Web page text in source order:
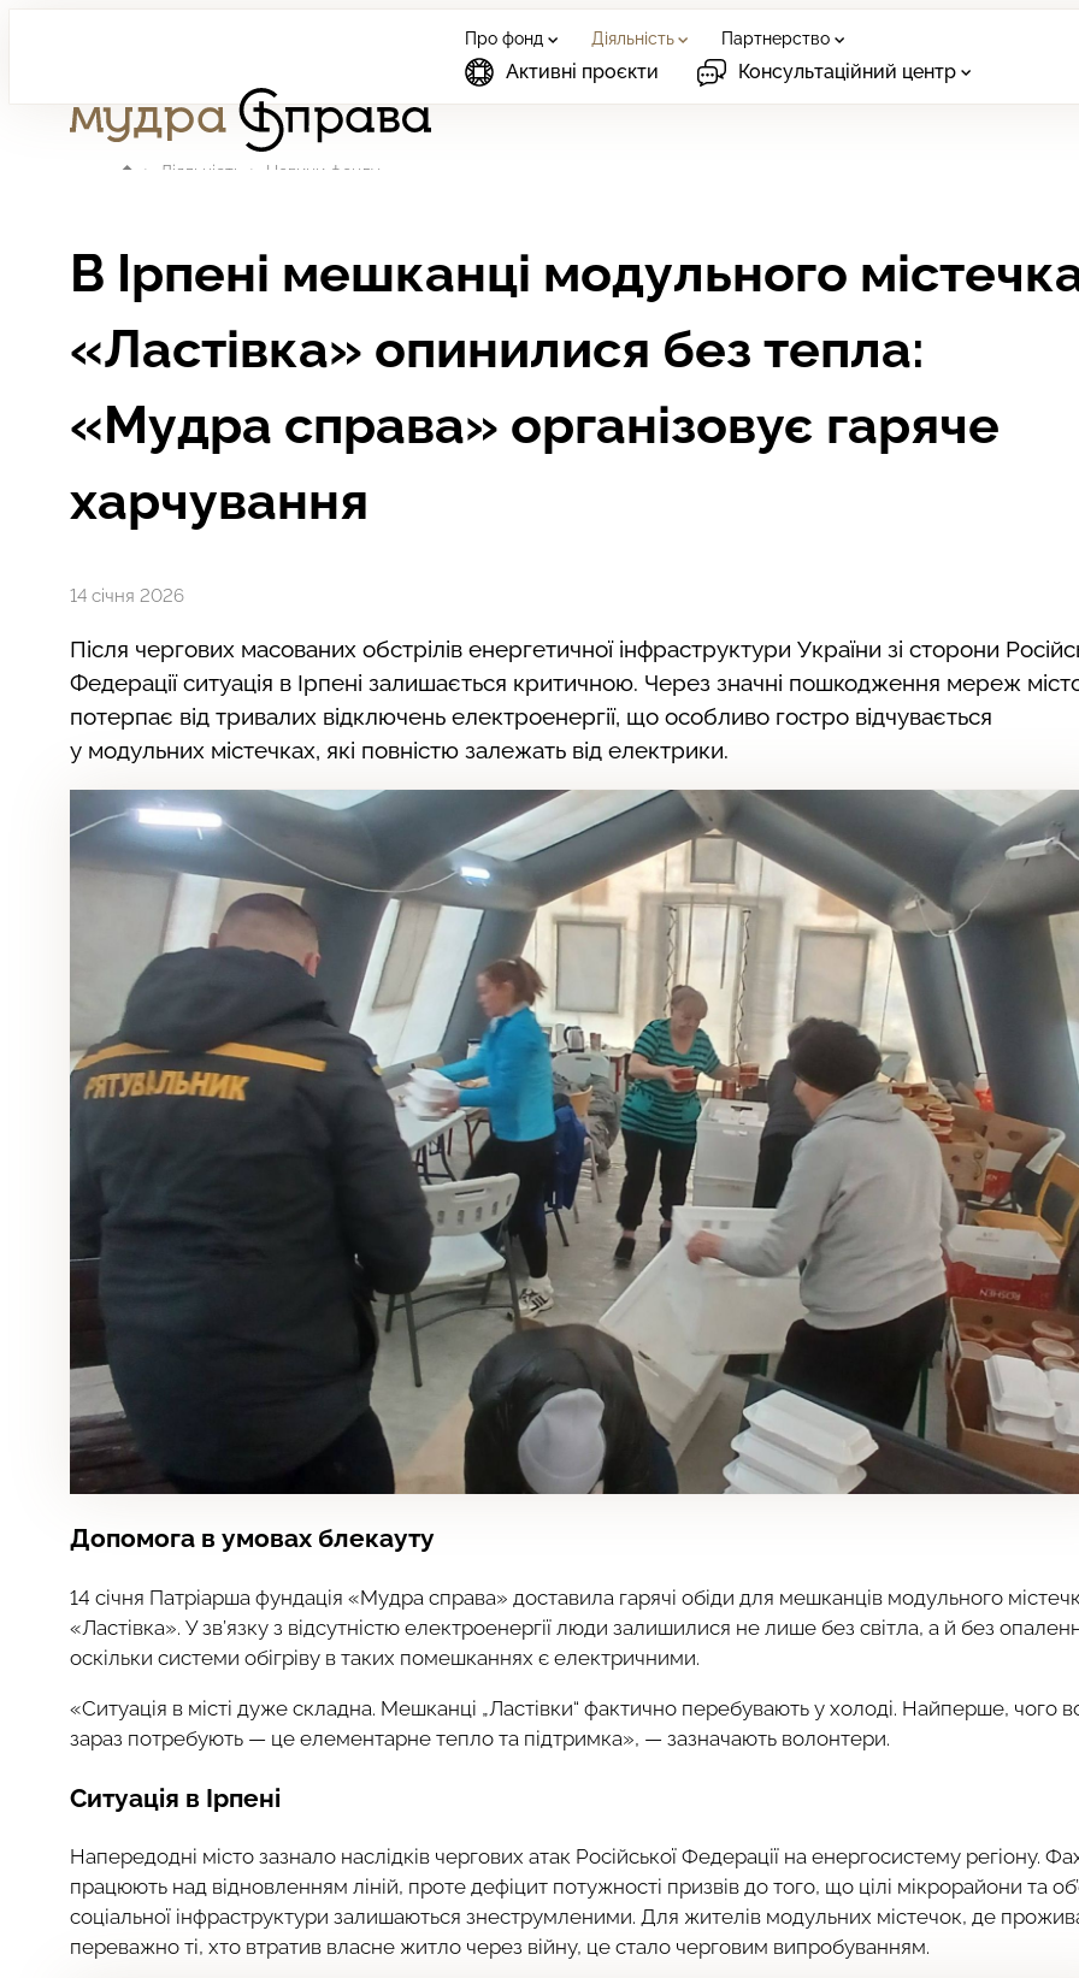
Мудра
Справа
Про фонд Діяльність Партнерство
Активні проєкти Консультаційний центр
Головна сторінка
Діяльність Новини фонду
В Ірпені мешканці модульного
«Ластівка» опинилися без тепла:
«Мудра справа» організовує гаряче
харчування
14 січня 2026
Після чергових масованих обстрілів енергетичної інфраструктури України зі сторони
Федерації ситуація в Ірпені залишається критичною. Через значні пошкодження мереж
потерпає від тривалих відключень електроенергії, що особливо гостро відчувається
у модульних містечках, які повністю залежать від електрики.
Допомога в умовах блекауту
14 січня Патріарша фундація «Мудра справа» доставила гарячі обіди для мешканців модульного
«Ластівка». У зв’язку з відсутністю електроенергії люди залишилися не лише без світла, а й без
оскільки системи обігріву в таких помешканнях є електричними.
«Ситуація в місті дуже складна. Мешканці „Ластівки“ фактично перебувають у холоді. Найперше, чого
зараз потребують — це елементарне тепло та підтримка», — зазначають волонтери.
Ситуація в Ірпені
Напередодні місто зазнало наслідків чергових атак Російської Федерації на енергосистему регіону.
працюють над відновленням ліній, проте дефіцит потужності призвів до того, що цілі мікрорайони та
соціальної інфраструктури залишаються знеструмленими. Для жителів модульних містечок, де
переважно ті, хто втратив власне житло через війну, це стало черговим випробуванням.